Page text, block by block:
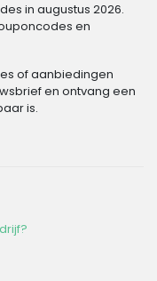
in augustus 2026.
en
of aanbiedingen
en ontvang een
is.